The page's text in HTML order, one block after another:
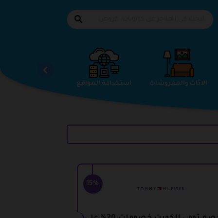
استضافة المواقع الاثاث والمفروشات الاحذية
15%